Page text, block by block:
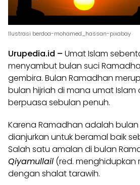
Ilustrasi berdoa-mohamed_hassan-pixabay
Urupedia.id – Umat Islam
menyambut bulan suci
gembira. Bulan Ramadhan
bulan hijriah di mana umat Islam
berpuasa sebulan penuh.
Karena Ramadhan adalah
dianjurkan untuk beramal baik
Salah satu amalan di bulan
Qiyamullail (red. menghidupkan
dengan shalat tarawih.